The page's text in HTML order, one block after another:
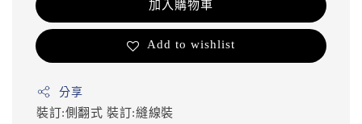
加入購物車
Add to wishlist
分享
裝訂:側翻式裝訂:縫線裝